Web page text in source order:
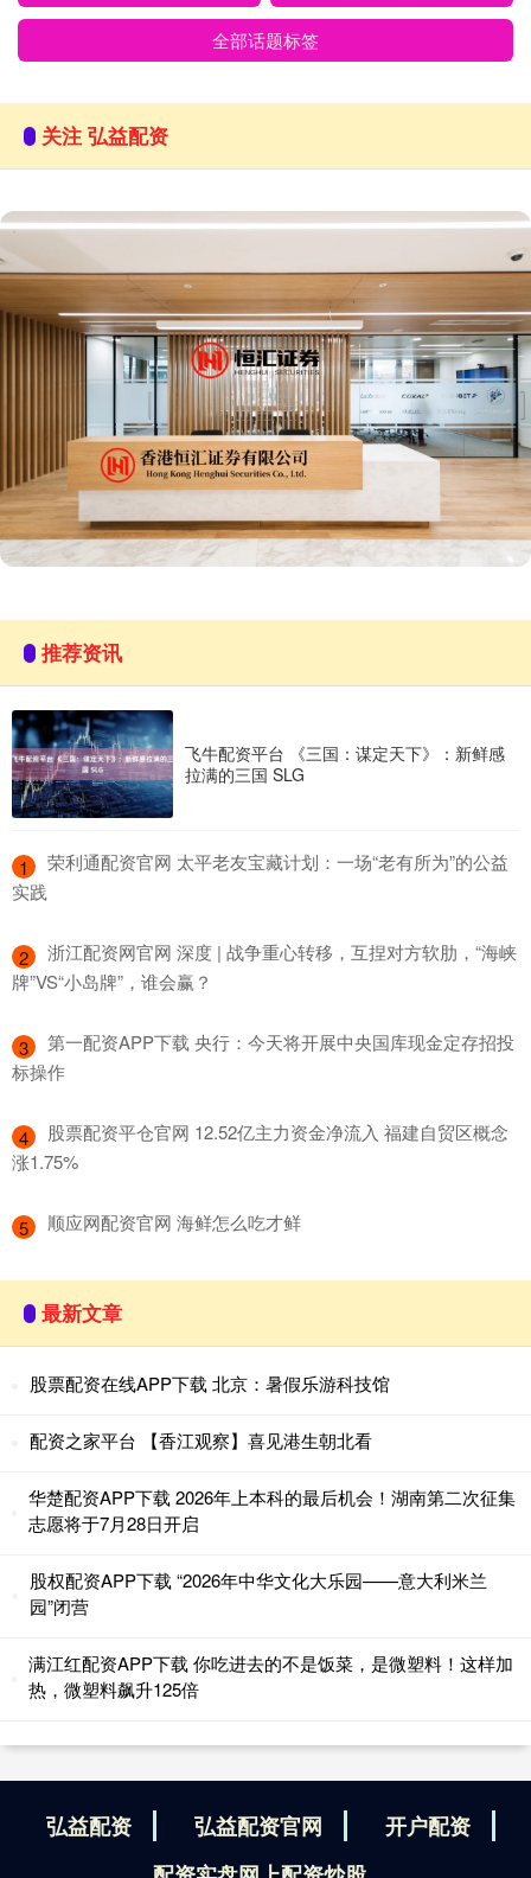
全部话题标签
关注 弘益配资
推荐资讯
飞牛配资平台 《三国：谋定天下》：新鲜感
拉满的三国 SLG
1
​荣利通配资官网 太平老友宝藏计划：一场“老有所为”的公益
实践
2
​浙江配资网官网 深度 | 战争重心转移，互捏对方软肋，“海峡
牌”VS“小岛牌”，谁会赢？
3
​第一配资APP下载 央行：今天将开展中央国库现金定存招投
标操作
4
​股票配资平仓官网 12.52亿主力资金净流入 福建自贸区概念
涨1.75%
5 ​顺应网配资官网 海鲜怎么吃才鲜
最新文章
股票配资在线APP下载 北京：暑假乐游科技馆
配资之家平台 【香江观察】喜见港生朝北看
华楚配资APP下载 2026年上本科的最后机会！湖南第二次征集
志愿将于7月28日开启
股权配资APP下载 “2026年中华文化大乐园——意大利米兰
园”闭营
满江红配资APP下载 你吃进去的不是饭菜，是微塑料！这样加
热，微塑料飙升125倍
弘益配资 弘益配资官网
开户配资